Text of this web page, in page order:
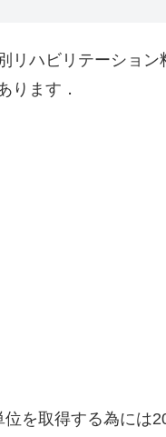
リハビリテーショ
ります．
を取得する為には